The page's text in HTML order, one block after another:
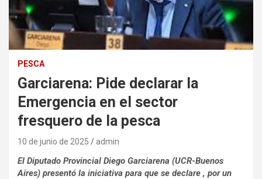
PESCA
Garciarena: Pide declarar la
Emergencia en el sector
fresquero de la pesca
10 de junio de 2025 admin
El Diputado Provincial Diego Garciarena (UCR-Buenos
Aires) presentó la iniciativa para que se declare , por un